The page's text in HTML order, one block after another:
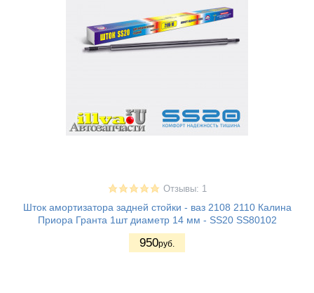
Отзывы: 1
Шток амортизатора задней стойки - ваз 2108 2110 Калина
Приора Гранта 1шт диаметр 14 мм - SS20 SS80102
950руб.